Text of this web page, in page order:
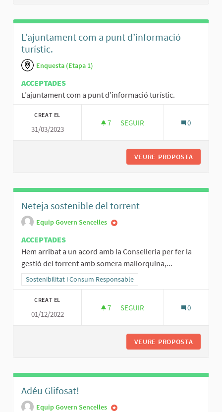
L’ajuntament com a punt d’informació
turístic.
Enquesta (Etapa 1)
ACCEPTADES
L’ajuntament com a punt d’informació turístic.
CREAT EL
31/03/2023
7 7 SEGUIDORES
SEGUIR 0
VEURE PROPOSTA
Neteja sostenible del torrent
Equip Govern Sencelles
ACCEPTADES
Hem arribat a un acord amb la Conselleria per fer la
gestió del torrent amb somera mallorquina,...
Resultats al filtrar per la categoria: Sostenibilitat i Consum
Sostenibilitat i Consum Responsable
CREAT EL
01/12/2022
7 7 SEGUIDORES
SEGUIR 0
VEURE PROPOSTA
Adéu Glifosat!
Equip Govern Sencelles